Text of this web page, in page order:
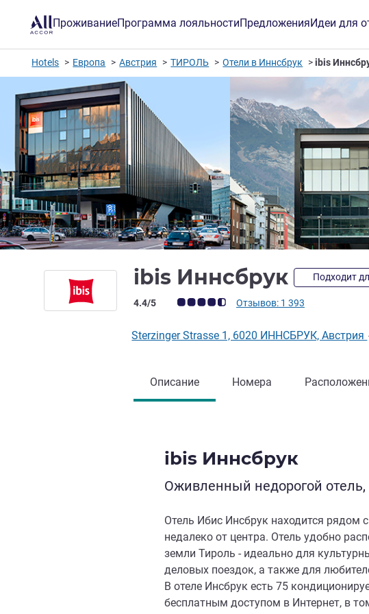
ПроживаниеПрограмма лояльностиПредложенияИдеи для
Hotels Европа Австрия ТИРОЛЬ Отели в Иннсбрук ibis
ibis Иннсбрук Подходит
Примечание: отзывы клиентов (Рейтинг ALL)
4.4/5 Отзывов: 1 393
Sterzinger Strasse 1, 6020 ИННСБРУК, Австрия
Описание Номера
ibis Иннсбрук
Оживленный недорогой
Отель Ибис Инсбрук находится рядом
недалеко от центра. Отель удобно
земли Тироль - идеально для
деловых поездок, а также для
В отеле Инсбрук есть 75
бесплатным доступом в Интернет, в